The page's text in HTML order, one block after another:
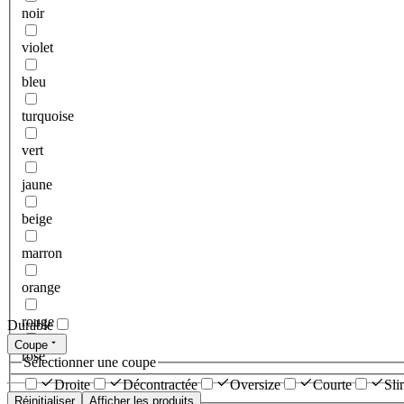
noir
violet
bleu
turquoise
vert
jaune
beige
marron
orange
rouge
rose
Réinitialiser Afficher les produits
Durable
Coupe
Sélectionner une coupe
Droite
Décontractée Oversize Courte